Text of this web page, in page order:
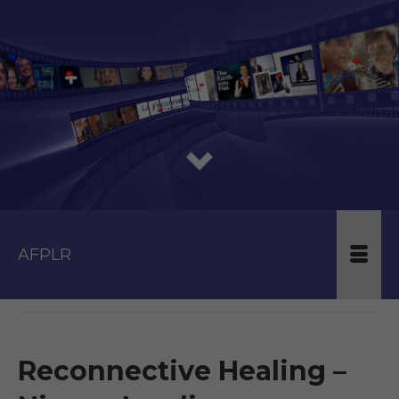
AFPLR
Reconnective Healing –